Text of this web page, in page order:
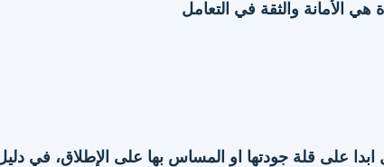
الأمانة والثقة في التعامل
ابدا على قلة جودتها او المساس بها على الإطلاق، في